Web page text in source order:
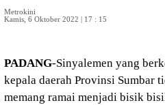
Metrokini
Kamis, 6 Oktober 2022 | 17 : 15
PADANG-Sinyalemen yang
kepala daerah Provinsi Sumbar
memang ramai menjadi bisik